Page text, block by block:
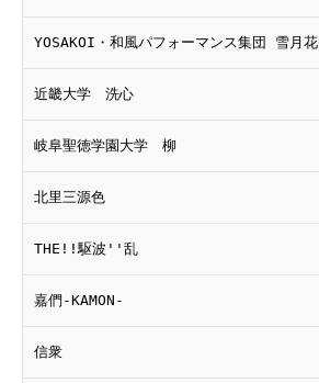
YOSAKOI・和風パフォーマンス集団 雪月花
近畿大学 洗心
岐阜聖徳学園大学 柳
北里三源色
THE!!駆波''乱
嘉們-KAMON-
信衆